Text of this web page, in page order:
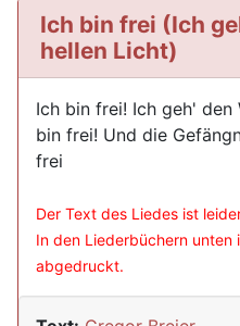
Ich bin frei (Ich
hellen Licht)
Ich bin frei! Ich geh' den
bin frei! Und die
frei
Der Text des Liedes ist
In den Liederbüchern unten
abgedruckt.